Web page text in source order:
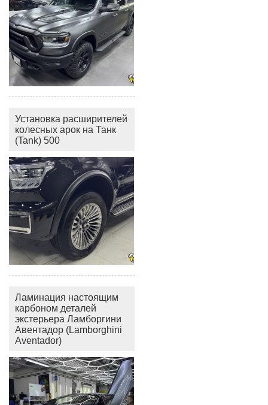
Установка расширителей
колесных арок на Танк
(Tank) 500
Ламинация настоящим
карбоном деталей
экстерьера Ламборгини
Авентадор (Lamborghini
Aventador)